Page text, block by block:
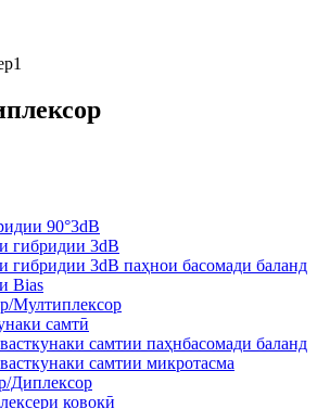
90°3dB
гибридии 3dB
гибридии 3dB паҳнои басомади баланд
Bias
Мултиплексор
самтӣ
самтии паҳнбасомади баланд
самтии микротасма
Диплексор
ковокӣ